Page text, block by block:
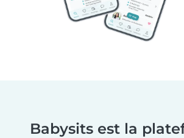
Babysits est la